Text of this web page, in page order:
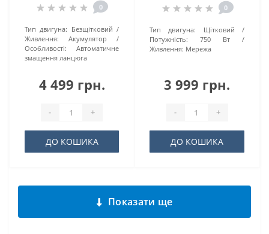
0
Тип двигуна: Безщітковий
Живлення:
Акумулятор
Особливості:
Автоматичне
змащення ланцюга
4 499 грн.
- +
ДО КОШИКА
0
Тип двигуна:
Щітковий
Потужність:
750 Вт
Живлення: Мережа
3 999 грн.
- +
ДО КОШИКА
Показати ще